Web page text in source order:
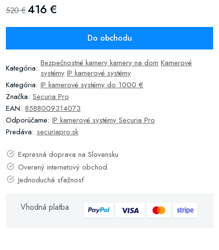
520 €416 €
Do obchodu
Kategória: Bezpečnostné kamery kamery na dom Kamerové
systémy IP kamerové systémy
Kategória: IP kamerové systémy do 1000 €
Značka: Securia Pro
EAN: 8588009314073
Odporúčame: IP kamerové systémy Securia Pro
Predáva: securiapro.sk
Expresná doprava na Slovensku
Overený internetový obchod
Jednoduchá sťažnosť
Vhodná platba